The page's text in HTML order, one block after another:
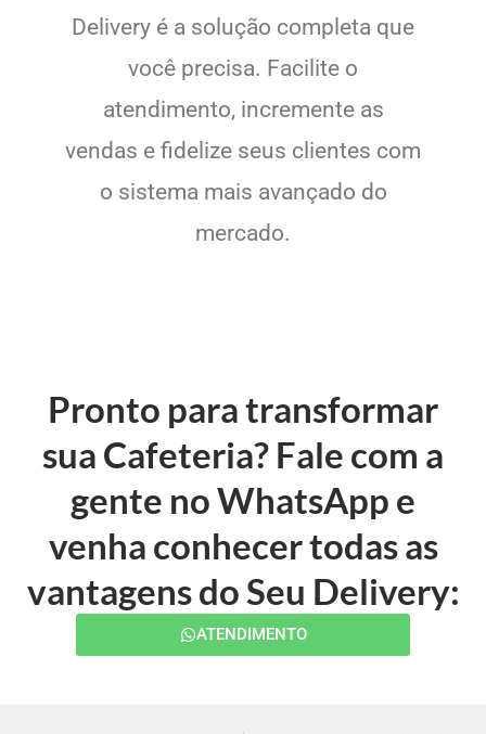
Delivery é a solução completa que
você precisa. Facilite o
atendimento, incremente as
vendas e fidelize seus clientes com
o sistema mais avançado do
mercado.
Pronto para transformar
sua Cafeteria? Fale com a
gente no WhatsApp e
venha conhecer todas as
vantagens do Seu Delivery:
ATENDIMENTO